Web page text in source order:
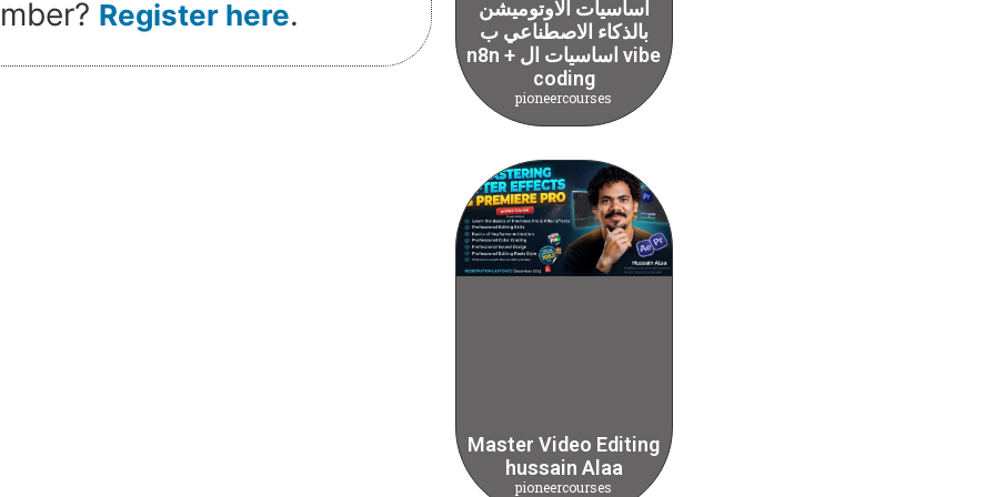
Register here.
اساسيات الاوتوميشن
بالذكاء الاصطناعي ب
n8n + اساسيات ال vibe
coding
pioneercourses
Master Video Editing
hussain Alaa
pioneercourses